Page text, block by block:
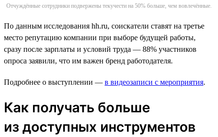
Отчуждённые сотрудники подвержены текучести на 50% больше, чем вовлечённые.
По данным исследования hh.ru, соискатели ставят на третье
место репутацию компании при выборе будущей работы,
сразу после зарплаты и условий труда — 88% участников
опроса заявили, что им важен бренд работодателя.
Подробнее о выступлении — в видеозаписи с мероприятия.
Как получать больше
из доступных инструментов